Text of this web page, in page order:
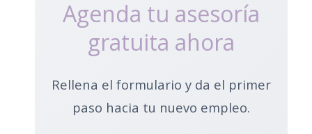
Agenda tu asesoría
gratuita ahora
Rellena el formulario y da el primer
paso hacia tu nuevo empleo.